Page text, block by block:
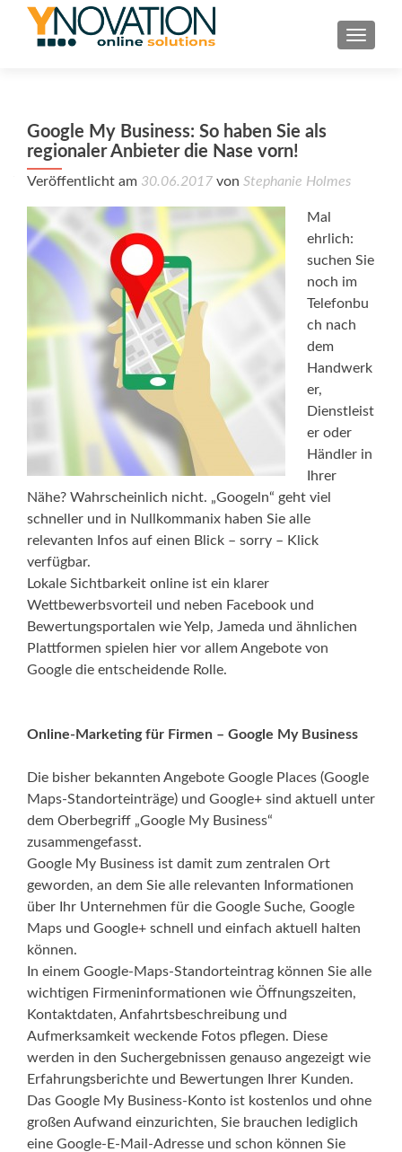
Google My Business: So haben Sie als
regionaler Anbieter die Nase vorn!
Veröffentlicht am 30.06.2017 von Stephanie Holmes
Mal
ehrlich:
suchen Sie
noch im
Telefonbu
ch nach
dem
Handwerk
er,
Dienstleist
er oder
Händler in
Ihrer
Nähe? Wahrscheinlich nicht. „Googeln“ geht viel
schneller und in Nullkommanix haben Sie alle
relevanten Infos auf einen Blick – sorry – Klick
verfügbar.
Lokale Sichtbarkeit online ist ein klarer
Wettbewerbsvorteil und neben Facebook und
Bewertungsportalen wie Yelp, Jameda und ähnlichen
Plattformen spielen hier vor allem Angebote von
Google die entscheidende Rolle.
Online-Marketing für Firmen – Google My Business
Die bisher bekannten Angebote Google Places (Google
Maps-Standorteinträge) und Google+ sind aktuell unter
dem Oberbegriff „Google My Business“
zusammengefasst.
Google My Business ist damit zum zentralen Ort
geworden, an dem Sie alle relevanten Informationen
über Ihr Unternehmen für die Google Suche, Google
Maps und Google+ schnell und einfach aktuell halten
können.
In einem Google-Maps-Standorteintrag können Sie alle
wichtigen Firmeninformationen wie Öffnungszeiten,
Kontaktdaten, Anfahrtsbeschreibung und
Aufmerksamkeit weckende Fotos pflegen. Diese
werden in den Suchergebnissen genauso angezeigt wie
Erfahrungsberichte und Bewertungen Ihrer Kunden.
Das Google My Business-Konto ist kostenlos und ohne
großen Aufwand einzurichten, Sie brauchen lediglich
eine Google-E-Mail-Adresse und schon können Sie